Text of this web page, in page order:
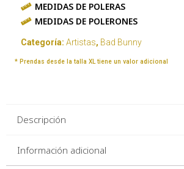
MEDIDAS DE POLERAS
MEDIDAS DE POLERONES
Categoría: Artistas, Bad Bunny
* Prendas desde la talla XL tiene un valor adicional
Descripción
Información adicional